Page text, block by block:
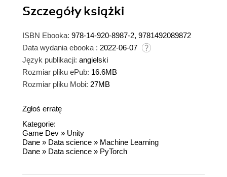
Szczegółyksiążki
ISBN Ebooka: 978-14-920-8987-2, 9781492089872
Data wydania ebooka : 2022-06-07
Język publikacji: angielski
Rozmiar pliku ePub: 16.6MB
Rozmiar pliku Mobi: 27MB
Zgłoś erratę
Kategorie:
Game Dev » Unity
Dane » Data science » Machine Learning
Dane » Data science » PyTorch